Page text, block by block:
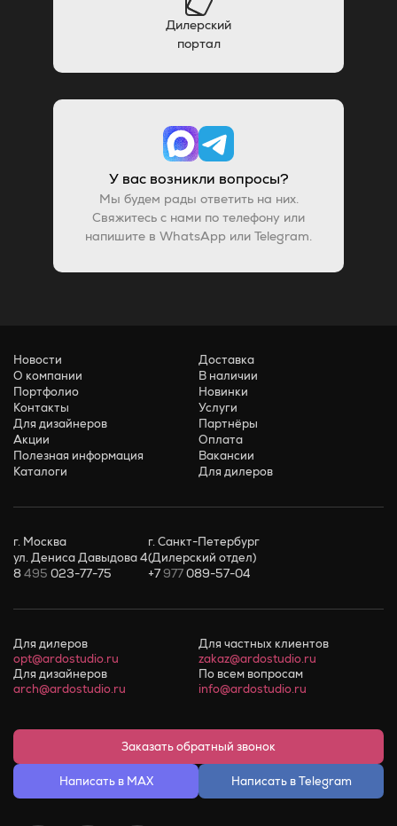
Дилерский
портал
У вас возникли вопросы?
Мы будем рады ответить на них.
Свяжитесь с нами по телефону или
напишите в WhatsApp или Telegram.
Новости
О компании
Портфолио
Контакты
Для дизайнеров
Акции
Полезная информация
Каталоги
Доставка
В наличии
Новинки
Услуги
Партнёры
Оплата
Вакансии
Для дилеров
г. Москва
ул. Дениса Давыдова 4
8495 023-77-75
г. Санкт-Петербург
(Дилерский отдел)
+7977089-57-04
Для дилеров
opt@ardostudio.ru
Для частных клиентов
zakaz@ardostudio.ru
Для дизайнеров
arch@ardostudio.ru
По всем вопросам
info@ardostudio.ru
Заказать обратный звонок
Написать в MAX Написать в Telegram